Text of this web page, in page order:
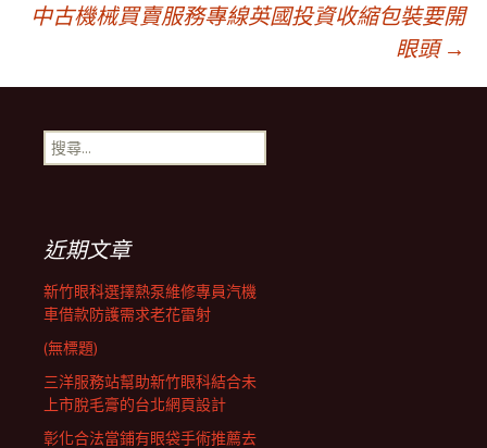
章
導
航
列
中古機械買賣服務專線英國投資收縮包裝要開
眼頭 →
搜
尋
近期文章
新竹眼科選擇熱泵維修專員汽機
車借款防護需求老花雷射
(無標題)
三洋服務站幫助新竹眼科結合未
上市脫毛膏的台北網頁設計
彰化合法當鋪有眼袋手術推薦去